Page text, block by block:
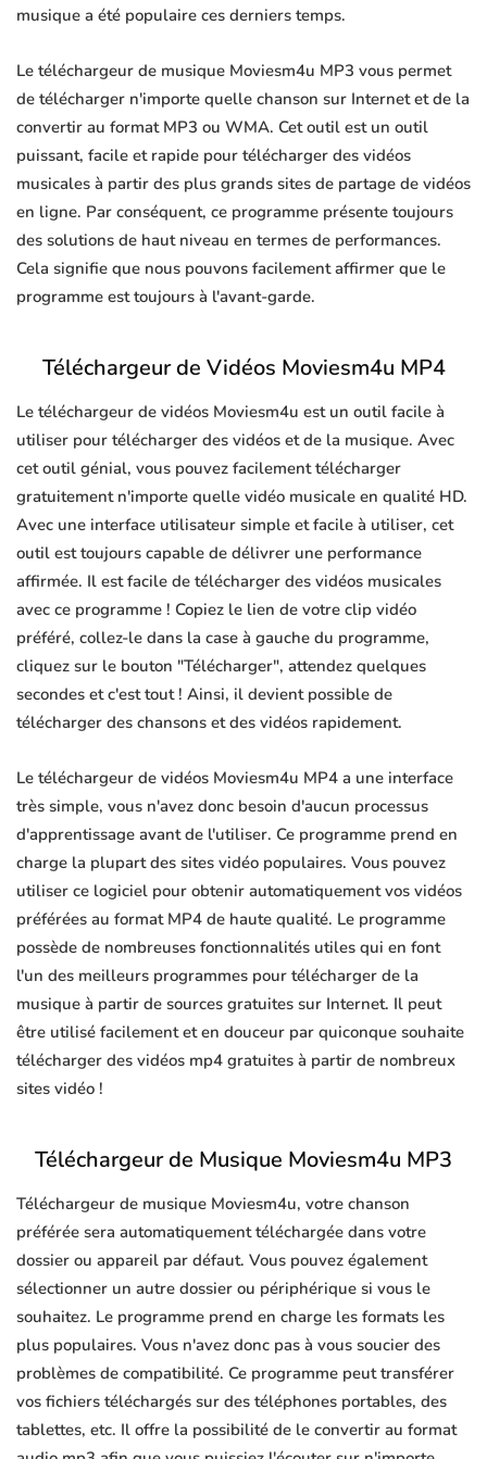
musique a été populaire ces derniers temps.
Le téléchargeur de musique Moviesm4u MP3 vous permet
de télécharger n'importe quelle chanson sur Internet et de la
convertir au format MP3 ou WMA. Cet outil est un outil
puissant, facile et rapide pour télécharger des vidéos
musicales à partir des plus grands sites de partage de vidéos
en ligne. Par conséquent, ce programme présente toujours
des solutions de haut niveau en termes de performances.
Cela signifie que nous pouvons facilement affirmer que le
programme est toujours à l'avant-garde.
Téléchargeur de Vidéos Moviesm4u MP4
Le téléchargeur de vidéos Moviesm4u est un outil facile à
utiliser pour télécharger des vidéos et de la musique. Avec
cet outil génial, vous pouvez facilement télécharger
gratuitement n'importe quelle vidéo musicale en qualité HD.
Avec une interface utilisateur simple et facile à utiliser, cet
outil est toujours capable de délivrer une performance
affirmée. Il est facile de télécharger des vidéos musicales
avec ce programme ! Copiez le lien de votre clip vidéo
préféré, collez-le dans la case à gauche du programme,
cliquez sur le bouton "Télécharger", attendez quelques
secondes et c'est tout ! Ainsi, il devient possible de
télécharger des chansons et des vidéos rapidement.
Le téléchargeur de vidéos Moviesm4u MP4 a une interface
très simple, vous n'avez donc besoin d'aucun processus
d'apprentissage avant de l'utiliser. Ce programme prend en
charge la plupart des sites vidéo populaires. Vous pouvez
utiliser ce logiciel pour obtenir automatiquement vos vidéos
préférées au format MP4 de haute qualité. Le programme
possède de nombreuses fonctionnalités utiles qui en font
l'un des meilleurs programmes pour télécharger de la
musique à partir de sources gratuites sur Internet. Il peut
être utilisé facilement et en douceur par quiconque souhaite
télécharger des vidéos mp4 gratuites à partir de nombreux
sites vidéo !
Téléchargeur de Musique Moviesm4u MP3
Téléchargeur de musique Moviesm4u, votre chanson
préférée sera automatiquement téléchargée dans votre
dossier ou appareil par défaut. Vous pouvez également
sélectionner un autre dossier ou périphérique si vous le
souhaitez. Le programme prend en charge les formats les
plus populaires. Vous n'avez donc pas à vous soucier des
problèmes de compatibilité. Ce programme peut transférer
vos fichiers téléchargés sur des téléphones portables, des
tablettes, etc. Il offre la possibilité de le convertir au format